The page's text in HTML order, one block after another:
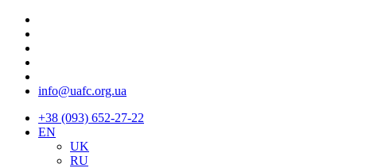
info@uafc.org.ua
+38 (093) 652-27-22
EN
UK
RU